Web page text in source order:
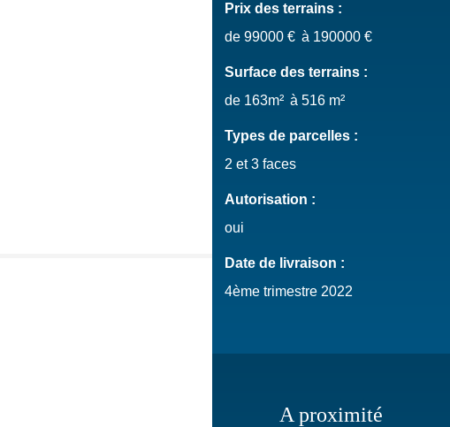
Prix des terrains :
de 99000 € à 190000 €
Surface des terrains :
de 163m² à 516 m²
Types de parcelles :
2 et 3 faces
Autorisation :
oui
Date de livraison :
4ème trimestre 2022
A proximité